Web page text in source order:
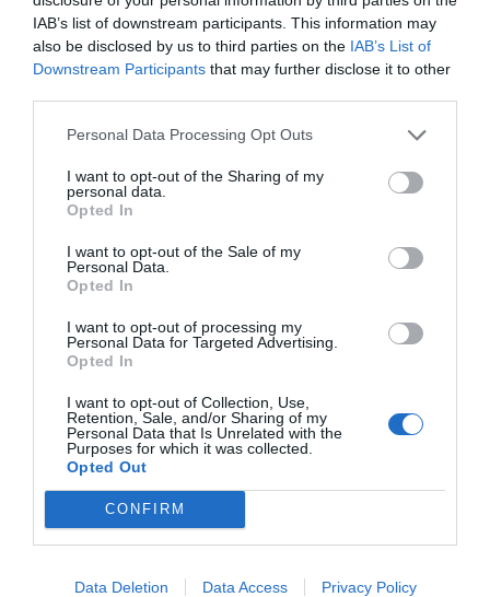
IAB’s list of downstream participants. This information may
also be disclosed by us to third parties on the IAB’s List of
Downstream Participants that may further disclose it to other
Personal Data Processing Opt Outs
I want to opt-out of the Sharing of my
personal data.
Opted In
I want to opt-out of the Sale of my
Personal Data.
Opted In
I want to opt-out of processing my
Personal Data for Targeted Advertising.
Opted In
I want to opt-out of Collection, Use,
Retention, Sale, and/or Sharing of my
Personal Data that Is Unrelated with the
Purposes for which it was collected.
Opted Out
CONFIRM
Data Deletion Data Access Privacy Policy
Caso Serveis Socials: Contratación irregular en
Barcelona por 20 millones y sobresueldos en la
atención a los más vulnerables
Las auditorías del Consorci de Serveis Socials de Barcelona
sin publicidad y complementos retributivos de dudosa
legalidad. (El Periódico)
¿Te ha interesado este artículo?
Suscríbete a nuestro newsletter y recibe cada dia
en tu correo lo más destacado de Hispanidad
Tu correo electrónico...
He leído y acepto lascondiciones legales